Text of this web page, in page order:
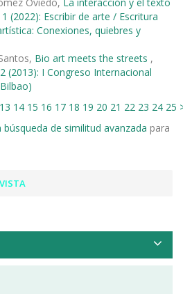
(2022): Escribir de arte / Escritura
Conexiones, quiebres y
Bio art meets the streets ,
(2013): I Congreso Internacional
13 14 15 16 17 18 19 20 21 22 23 24 25
búsqueda de similitud avanzada para